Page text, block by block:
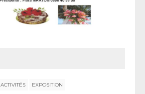
EXPOSITION